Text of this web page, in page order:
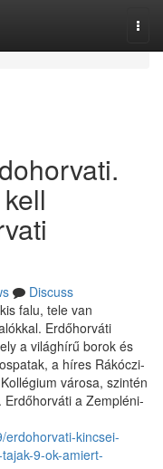
Discuss
falu, tele van
Erdőhorváti
a világhírű borok és
a híres Rákóczi-
városa, szintén
a Zempléni-
erdohorvati-kincsei-
9-ok-amiert-